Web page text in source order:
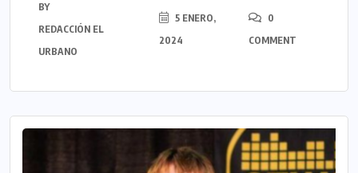
BY
REDACCIÓN EL
URBANO
5 ENERO,
2024
0
COMMENT